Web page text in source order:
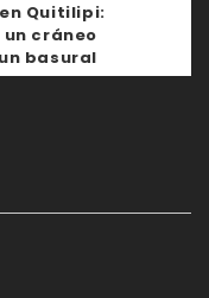
Quitilipi:
cráneo
basural